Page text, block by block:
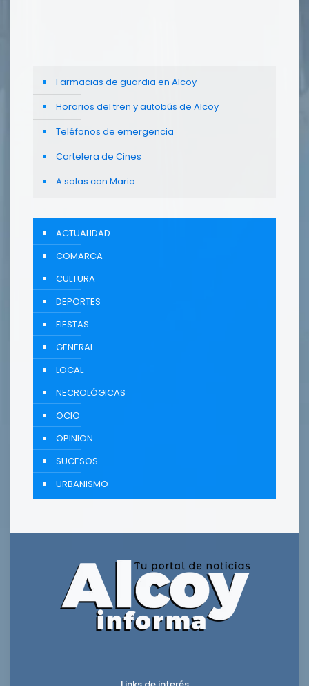
Farmacias de guardia en Alcoy
Horarios del tren y autobús de Alcoy
Teléfonos de emergencia
Cartelera de Cines
A solas con Mario
ACTUALIDAD
COMARCA
CULTURA
DEPORTES
FIESTAS
GENERAL
LOCAL
NECROLÓGICAS
OCIO
OPINION
SUCESOS
URBANISMO